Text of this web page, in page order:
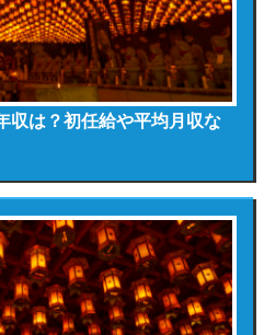
収は？初任給や平均月収な